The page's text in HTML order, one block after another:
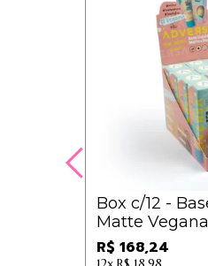
Box c/12 -
Matte Vegana
Médios Claros
300) - AD103 /
R$ 168,24